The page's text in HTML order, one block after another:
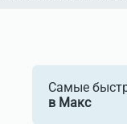
Самые
в Макс